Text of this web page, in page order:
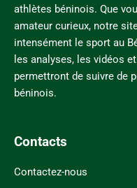
athlètes béninois. Que
amateur curieux, notre
intensément le sport au
les analyses, les vidéos
permettront de suivre de
béninois.
Contacts
Contactez-nous